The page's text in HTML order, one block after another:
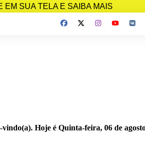
SUA TELA E SAIBA MAIS
vindo(a). Hoje é Quinta-feira, 06 de